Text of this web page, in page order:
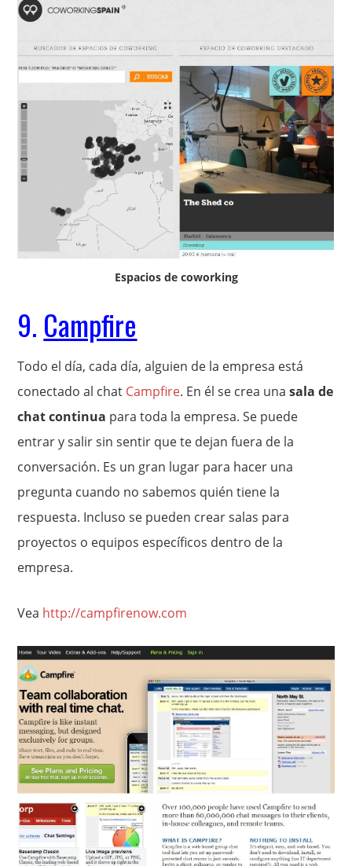
Espacios de coworking
9. Campfire
Todo el día, cada día, alguien de la empresa está
conectado al chat Campfire. En él se crea una sala de
chat continua para toda la empresa. Se puede
entrar y salir sin sentir que te dejan fuera de la
conversación. Es un gran lugar para hacer una
pregunta cuando no sabemos quién tiene la
respuesta. Incluso se pueden crear salas para
proyectos o equipos específicos dentro de la
empresa.
Vea http://campfirenow.com